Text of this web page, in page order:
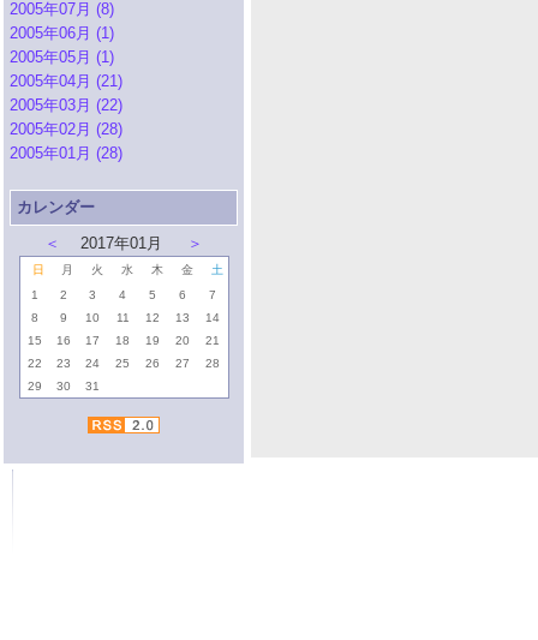
2005年07月 (8)
2005年06月 (1)
2005年05月 (1)
2005年04月 (21)
2005年03月 (22)
2005年02月 (28)
2005年01月 (28)
カレンダー
＜
2017年01月 ＞
日 月 火 水 木 金
土
1
2 3 4 5 6
7
8
9 10 11 12 13
14
15
16 17 18 19 20
21
22
23 24 25 26 27
28
29
30 31